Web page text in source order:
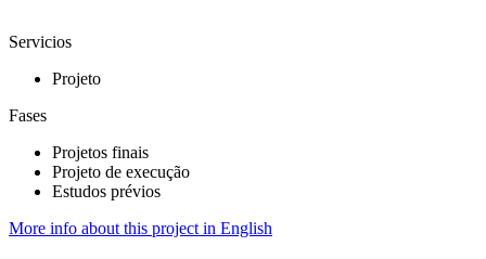
Servicios
Projeto
Fases
Projetos finais
Projeto de execução
Estudos prévios
More info about this project in English